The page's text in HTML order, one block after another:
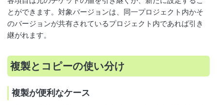
とができます。対象バージョンは、同一プロジェクト内かそ
のバージョンが共有されているプロジェクト内であれば引き
継がれます。
複製とコピーの使い分け
複製が便利なケース